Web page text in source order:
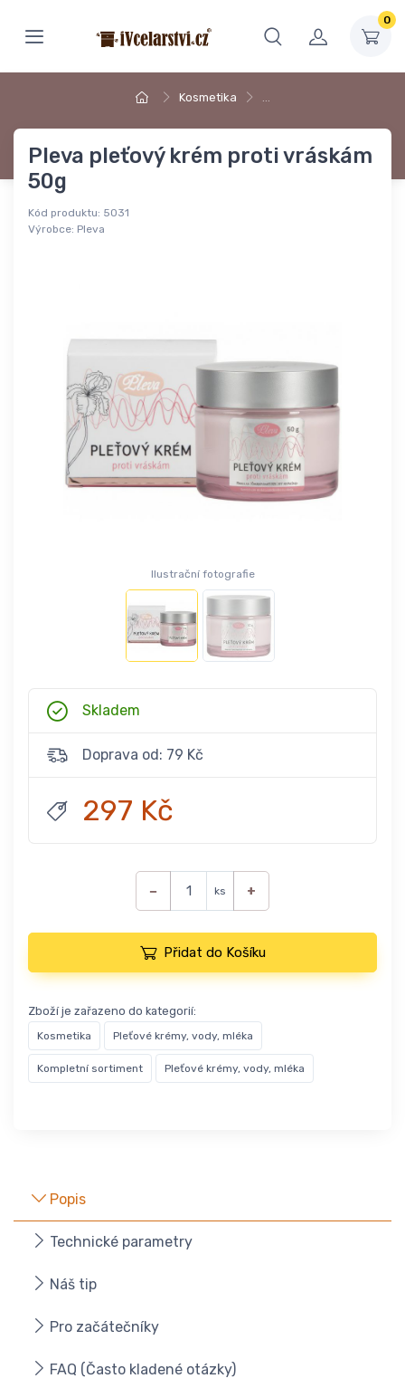
0
Kosmetika …
Pleva pleťový krém proti vráskám
50g
Kód produktu: 5031
Výrobce: Pleva
Ilustrační fotografie
Skladem
Doprava od: 79 Kč
297 Kč
− ks +
Přidat do Košíku
Zboží je zařazeno do kategorií:
Kosmetika Pleťové krémy, vody, mléka
Kompletní sortiment Pleťové krémy, vody, mléka
Popis
Technické parametry
Náš tip
Pro začátečníky
FAQ (Často kladené otázky)